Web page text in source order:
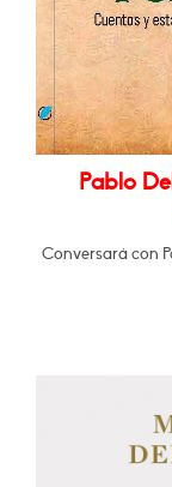
Pablo
Conversará con